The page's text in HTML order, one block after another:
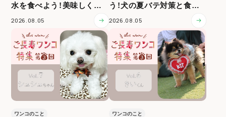
水を食べよう！美味しく水
2026.08.05
う！犬の夏バテ対策と食事
2026.08.05
ワンコのこと ワンコのこと